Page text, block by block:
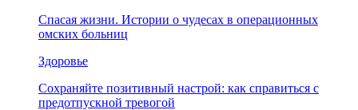
Спасая жизни. Истории о чудесах в операционных
омских больниц
Здоровье
Сохраняйте позитивный настрой: как справиться с
предотпускной тревогой